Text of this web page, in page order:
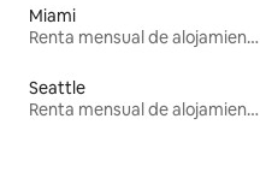
Miami
Renta mensual de alojamientos
Seattle
Renta mensual de alojamientos